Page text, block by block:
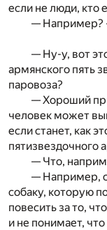
если не люди, кто
— Например?
— Ну-у, вот
армянского пять
паровоза?
— Хороший
человек может
если станет, как
пятизвездочного
— Что,
— Например,
собаку, которую
повесить за то,
и не понимает,